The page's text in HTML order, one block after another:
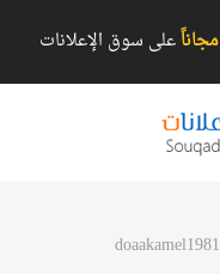
مجاناًعلى سوق الإعلانات
doaakamel1981